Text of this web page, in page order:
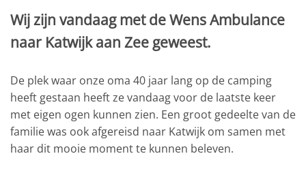
Wij zijn vandaag met de Wens Ambulance
naar Katwijk aan Zee geweest.
De plek waar onze oma 40 jaar lang op de camping
heeft gestaan heeft ze vandaag voor de laatste keer
met eigen ogen kunnen zien. Een groot gedeelte van de
familie was ook afgereisd naar Katwijk om samen met
haar dit mooie moment te kunnen beleven.